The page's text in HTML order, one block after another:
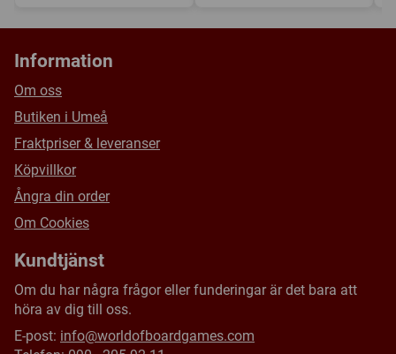
Information
Om oss
Butiken i Umeå
Fraktpriser & leveranser
Köpvillkor
Ångra din order
Om Cookies
Kundtjänst
Om du har några frågor eller funderingar är det bara att
höra av dig till oss.
E-post: info@worldofboardgames.com